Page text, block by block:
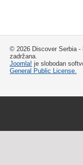
© 2026 Discover Serbia
zadržana.
Joomla! je slobodan
General Public License.